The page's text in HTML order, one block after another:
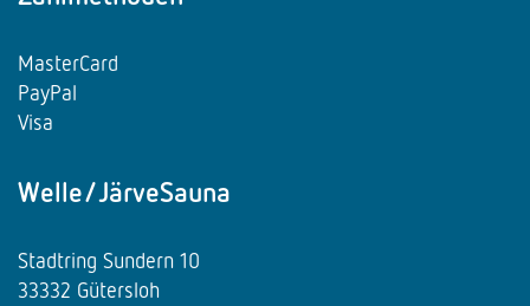
MasterCard
PayPal
Visa
Welle/JärveSauna
Stadtring Sundern 10
33332 Gütersloh